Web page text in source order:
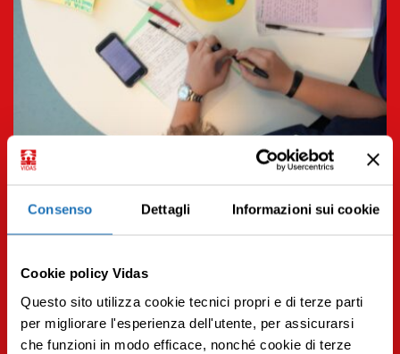
Consenso Dettagli Informazioni sui cookie
Cookie policy Vidas
Questo sito utilizza cookie tecnici propri e di terze parti
per migliorare l'esperienza dell'utente, per assicurarsi
che funzioni in modo efficace, nonché cookie di terze
Ricordi di una vita